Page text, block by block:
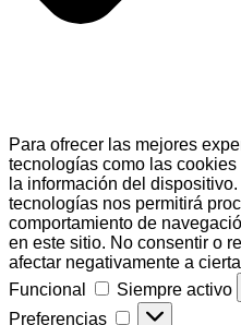
Para ofrecer las mejores
tecnologías como las
la información del
tecnologías nos permitirá
comportamiento de
en este sitio. No consentir o
afectar negativamente a
Funcional
Funcional
Siempre activo
Preferencias
Preferencias